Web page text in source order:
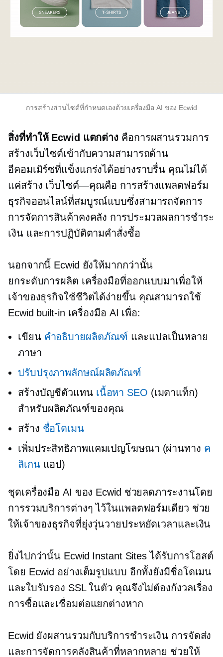
การสร้างส่วนไซต์ที่กำหนดเองด้วยเครื่องมือ AI ของ Ecwid
สิ่งที่ทำให้ Ecwid แตกต่าง คือการผสานรวมการ
สร้างเว็บไซต์เข้ากับความสามารถด้าน
อีคอมเมิร์ซที่แข็งแกร่งได้อย่างราบรื่น คุณไม่ได้
แค่สร้าง เว็บไซต์—คุณคือ การสร้างแพลตฟอร์ม
ธุรกิจออนไลน์ที่สมบูรณ์แบบซึ่งสามารถจัดการ
การจัดการสินค้าคงคลัง การประมวลผลการชำระ
เงิน และการปฏิบัติตามคำสั่งซื้อ
นอกจากนี้ Ecwid ยังให้มากกว่านั้น
ยกระดับการผลิต เครื่องมือที่ออกแบบมาเพื่อให้
เจ้าของธุรกิจใช้ชีวิตได้ง่ายขึ้น คุณสามารถใช้
Ecwid built-in เครื่องมือ AI เพื่อ:
เขียน คำอธิบายผลิตภัณฑ์ และแปลเป็นหลาย
ภาษา
ปรับปรุงภาพลักษณ์ผลิตภัณฑ์
สร้างบัญชีตัวแทน เนื้อหา SEO (เมตาแท็ก)
สำหรับผลิตภัณฑ์ของคุณ
สร้าง ชื่อโดเมน
เพิ่มประสิทธิภาพแคมเปญโฆษณา (ผ่านทาง ค
ลิเกนแอป)
ชุดเครื่องมือ AI ของ Ecwid ช่วยลดภาระงานโดย
การรวมบริการต่างๆ ไว้ในแพลตฟอร์มเดียว ช่วย
ให้เจ้าของธุรกิจที่ยุ่งวุ่นวายประหยัดเวลาและเงิน
ยิ่งไปกว่านั้น Ecwid Instant Sites ได้รับการโฮสต์
โดย Ecwid อย่างเต็มรูปแบบ อีกทั้งยังมีชื่อโดเมน
และใบรับรอง SSL ในตัว คุณจึงไม่ต้องกังวลเรื่อง
การซื้อและเชื่อมต่อแยกต่างหาก
Ecwid ยังผสานรวมกับบริการชำระเงิน การจัดส่ง
และการจัดการคลังสินค้าที่หลากหลาย ช่วยให้